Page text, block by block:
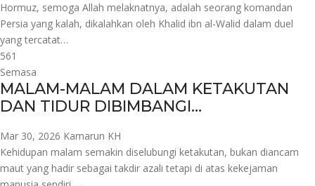
Hormuz, semoga Allah melaknatnya, adalah seorang komandan
Persia yang kalah, dikalahkan oleh Khalid ibn al-Walid dalam duel
yang tercatat…
561
Semasa
MALAM-MALAM DALAM KETAKUTAN
DAN TIDUR DIBIMBANGI…
Mar 30, 2026 Kamarun KH
Kehidupan malam semakin diselubungi ketakutan, bukan diancam
maut yang hadir sebagai takdir azali tetapi di atas kekejaman